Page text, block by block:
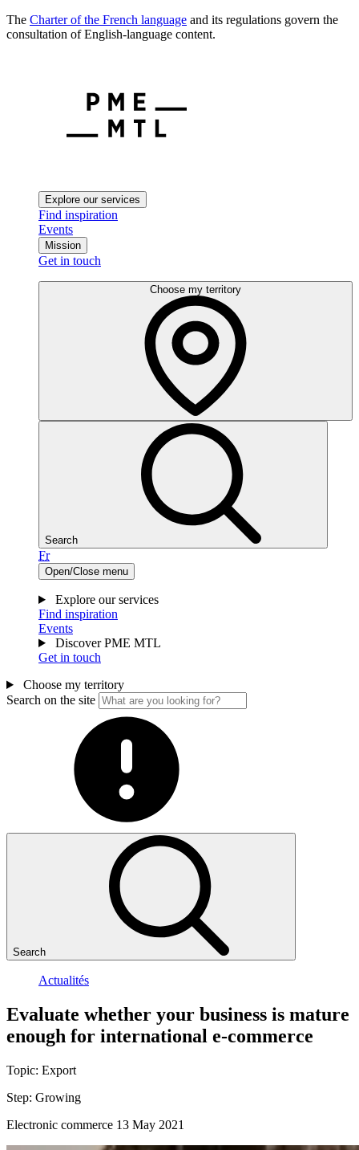
The Charter of the French language and its regulations govern the
consultation of English-language content.
Explore our services
Find inspiration
Events
Mission
Get in touch
Choose my territory
Search
Fr
Open/Close menu
Explore our services
Find inspiration
Events
Discover PME MTL
Get in touch
Choose my territory
Search on the site
Search
Actualités
Evaluate whether your business is mature
enough for international e-commerce
Topic: Export
Step: Growing
Electronic commerce 13 May 2021